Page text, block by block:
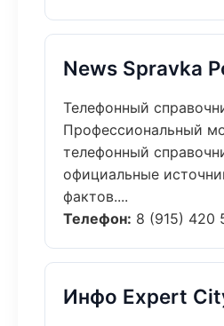
News Spravka
Телефонный
Профессиональный
телефонный
официальные
фактов....
Телефон: 8 (915) 420
Инфо Expert